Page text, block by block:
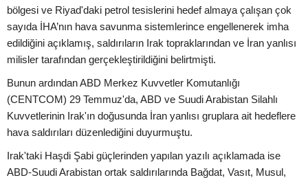
bölgesi ve Riyad'daki petrol tesislerini hedef almaya çalışan çok
sayıda İHA’nın hava savunma sistemlerince engellenerek imha
edildiğini açıklamış, saldırıların Irak topraklarından ve İran yanlısı
milisler tarafından gerçekleştirildiğini belirtmişti.
Bunun ardından ABD Merkez Kuvvetler Komutanlığı
(CENTCOM) 29 Temmuz'da, ABD ve Suudi Arabistan Silahlı
Kuvvetlerinin Irak'ın doğusunda İran yanlısı gruplara ait hedeflere
hava saldırıları düzenlediğini duyurmuştu.
Irak'taki Haşdi Şabi güçlerinden yapılan yazılı açıklamada ise
ABD-Suudi Arabistan ortak saldırılarında Bağdat, Vasıt, Musul,